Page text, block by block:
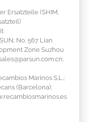
Ersatzteile (SHIM,
No. 567 Lian
Zone Suzhou
Marinos S.L.;
(Barcelona);